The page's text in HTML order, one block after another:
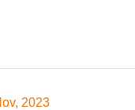
2023